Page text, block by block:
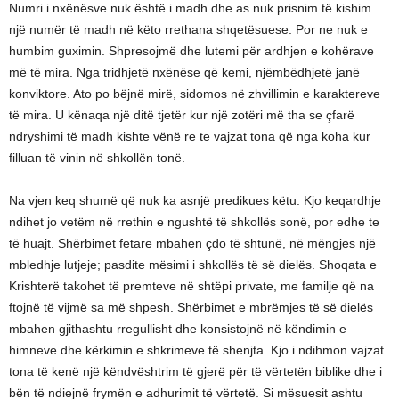
Numri i nxënësve nuk është i madh dhe as nuk prisnim të kishim
një numër të madh në këto rrethana shqetësuese. Por ne nuk e
humbim guximin. Shpresojmë dhe lutemi për ardhjen e kohërave
më të mira. Nga tridhjetë nxënëse që kemi, njëmbëdhjetë janë
konviktore. Ato po bëjnë mirë, sidomos në zhvillimin e karaktereve
të mira. U kënaqa një ditë tjetër kur një zotëri më tha se çfarë
ndryshimi të madh kishte vënë re te vajzat tona që nga koha kur
filluan të vinin në shkollën tonë.
Na vjen keq shumë që nuk ka asnjë predikues këtu. Kjo keqardhje
ndihet jo vetëm në rrethin e ngushtë të shkollës sonë, por edhe te
të huajt. Shërbimet fetare mbahen çdo të shtunë, në mëngjes një
mbledhje lutjeje; pasdite mësimi i shkollës të së dielës. Shoqata e
Krishterë takohet të premteve në shtëpi private, me familje që na
ftojnë të vijmë sa më shpesh. Shërbimet e mbrëmjes të së dielës
mbahen gjithashtu rregullisht dhe konsistojnë në këndimin e
himneve dhe kërkimin e shkrimeve të shenjta. Kjo i ndihmon vajzat
tona të kenë një këndvështrim të gjerë për të vërtetën biblike dhe i
bën të ndiejnë frymën e adhurimit të vërtetë. Si mësuesit ashtu